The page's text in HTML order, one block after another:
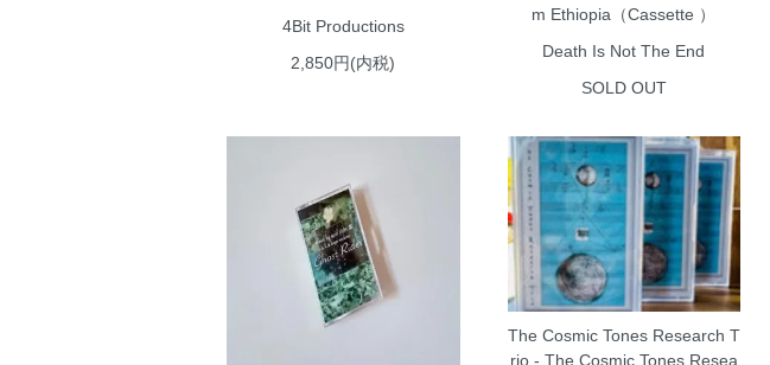
4Bit Productions
2,850円(内税)
m Ethiopia（Cassette ）
Death Is Not The End
SOLD OUT
The Cosmic Tones Research T
rio - The Cosmic Tones Resea